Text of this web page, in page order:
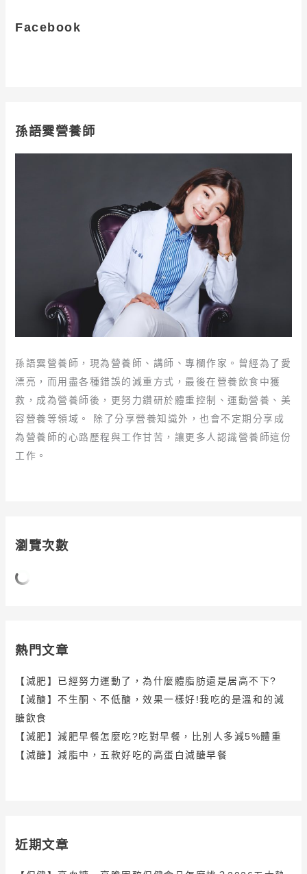
字
Facebook
孫語霙營養師
孫語霙營養師，現為營養師、講師、專欄作家。曾經為了愛
漂亮，而用盡各種錯誤的減重方式，最後在營養飲食中獲
救，成為營養師後，更努力鑽研於體重控制、運動營養、美
容營養等領域。 除了分享營養知識外，也會不定期分享成
為營養師的心路歷程與工作甘苦，讓更多人認識營養師這份
工作。
瀏覽次數
熱門文章
【減肥】已經努力運動了，為什麼體脂肪還是居高不下?
【減醣】不生酮、不低醣，效果一樣好!我吃的是溫和的減
醣飲食
【減肥】減肥早餐怎麼吃?吃對早餐，比別人多減5%體重
【減醣】減脂中，五款好吃的高蛋白減醣早餐
近期文章